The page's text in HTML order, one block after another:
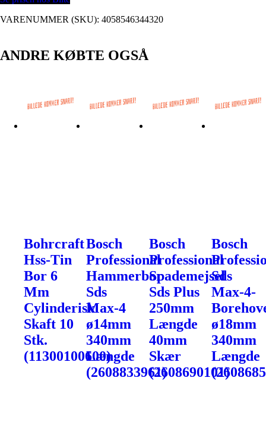
VARENUMMER (SKU): 4058546344320
ANDRE KØBTE OGSÅ
Bohrcraft
Hss-Tin
Bor 6
Mm
Cylinderisk
Skaft 10
Stk.
(11300100600)
Bosch
Professional
Hammerbor
Sds
Max-4
ø14mm
340mm
Længde
(2608833961)
Bosch
Professional
Spademejsel
Sds Plus
250mm
Længde
40mm
Skær
(2608690101)
Bosch
Sds
Max-4-
ø18mm
340mm
Længde